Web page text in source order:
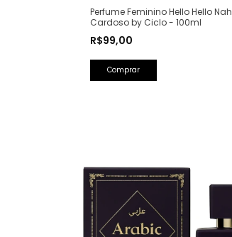
Perfume Feminino Hello Hello Nah
Cardoso by Ciclo - 100ml
R$99,00